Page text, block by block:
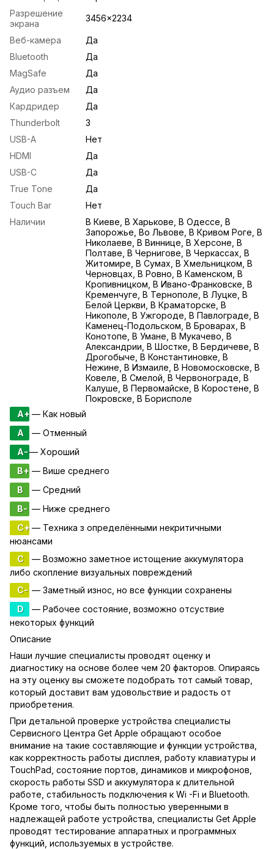
Разрешение
экрана
3456×2234
Веб-камера
Да
Bluetooth
Да
MagSafe
Да
Аудио разъем
Да
Кардридер
Да
Thunderbolt
3
USB-A
Нет
HDMI
Да
USB-С
Да
True Tone
Да
Touch Bar
Нет
Наличии
В Киеве, В Харькове, В Одессе, В
Запорожье, Во Львове, В Кривом Роге, В
Николаеве, В Виннице, В Херсоне, В
Полтаве, В Чернигове, В Черкассах, В
Житомире, В Сумах, В Хмельницком, В
Черновцах, В Ровно, В Каменском, В
Кропивницком, В Ивано-Франковске, В
Кременчуге, В Тернополе, В Луцке, В
Белой Церкви, В Краматорске, В
Никополе, В Ужгороде, В Павлограде, В
Каменец-Подольском, В Броварах, В
Конотопе, В Умане, В Мукачево, В
Александрии, В Шостке, В Бердичеве, В
Дрогобыче, В Константиновке, В
Нежине, В Измаиле, В Новомосковске, В
Ковеле, В Смелой, В Червонограде, В
Калуше, В Первомайске, В Коростене, В
Покровске, В Борисполе
A+— Как новый
A
— Отменный
A-— Хороший
B+ — Више среднего
B
— Средний
B- — Ниже среднего
C+— Техника з определёнными некритичными
нюансами
C
— Возможно заметное истощение аккумулятора
либо скопление визуальных повреждений
C- — Заметный износ, но все функции сохранены
D
— Рабочее состояние, возможно отсуствие
некоторых функций
Описание
Наши лучшие специалисты проводят оценку и
диагностику на основе более чем 20 факторов. Опираясь
на эту оценку вы сможете подобрать тот самый товар,
который доставит вам удовольствие и радость от
приобретения.
При детальной проверке устройства специалисты
Сервисного Центра Get Apple обращают особое
внимание на такие составляющие и функции устройства,
как корректность работы дисплея, работу клавиатуры и
TouchPad, состояние портов, динамиков и микрофонов,
скорость работы SSD и аккумулятора к длительной
работе, стабильность подключения к Wi -Fi и Bluetooth.
Кроме того, чтобы быть полностью уверенными в
надлежащей работе устройства, специалисты Get Apple
проводят тестирование аппаратных и программных
функций, используемых в устройстве.